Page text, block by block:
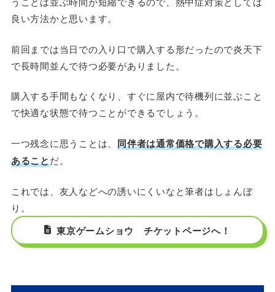
良い方法かと思います。
前回までは当日での入り口で購入する形だったので炎天下
で長時間並んで待つ必要がありました。
購入する手間もなくなり、すぐに屋内で待機列に並ぶこと
で快適な状態で待つことができるでしょう。
一つ残念に思うことは、 同伴者は通常価格で購入する必要
あることだ。
これでは、友人などへの誘いにくいなと筆者はしょんぼ
り。
東京ゲームショウ チケットページへ！